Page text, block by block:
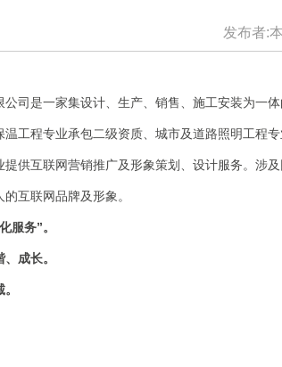
发布者:
公司是一家集设计、生产、销售、施工安装为一
工程专业承包二级资质、城市及道路照明工程
供互联网营销推广及形象策划、设计服务。涉及
互联网品牌及形象。
服务”。
成长。